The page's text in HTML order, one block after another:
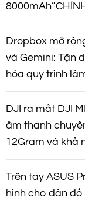
Dropbox mở
và Gemini: Tận
hóa quy trình
DJI ra mắt DJI
âm thanh
12Gram và khả
Trên tay ASUS
hình cho dân đồ